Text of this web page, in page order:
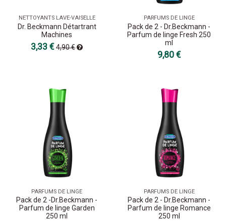
NETTOYANTS LAVE-VAISELLE
Dr. Beckmann Détartrant
Machines
3,33 €4,90 €
PARFUMS DE LINGE
Pack de 2 - Dr.Beckmann -
Parfum de linge Fresh 250
ml
9,80 €
PARFUMS DE LINGE
Pack de 2 -Dr.Beckmann -
Parfum de linge Garden
250 ml
PARFUMS DE LINGE
Pack de 2 - Dr.Beckmann -
Parfum de linge Romance
250 ml